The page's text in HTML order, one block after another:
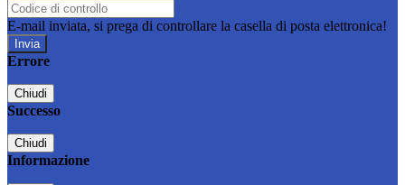
E-mail inviata, si prega di controllare la casella di posta elettronica!
Errore
Chiudi
Successo
Chiudi
Informazione